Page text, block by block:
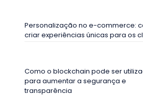
Personalização no e-commerce:
criar experiências únicas para os
Como o blockchain pode ser
para aumentar a segurança e
transparência